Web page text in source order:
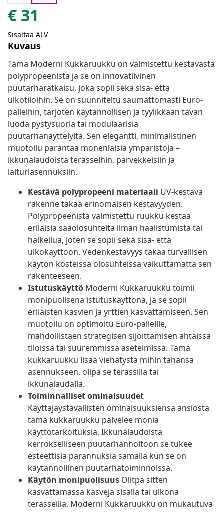
€ 31
Sisältää ALV
Kuvaus
Tämä Moderni Kukkaruukku on valmistettu kestävästä
polypropeenista ja se on innovatiivinen
puutarharatkaisu, joka sopii sekä sisä- että
ulkotiloihin. Se on suunniteltu saumattomasti Euro-
palleihin, tarjoten käytännöllisen ja tyylikkään tavan
luoda pystysuoria tai modulaarisia
puutarhanäyttelyitä. Sen elegantti, minimalistinen
muotoilu parantaa monenlaisia ympäristöjä –
ikkunalaudoista terasseihin, parvekkeisiin ja
laituriasennuksiin.
Kestävä polypropeeni materiaali UV-kestävä
rakenne takaa erinomaisen kestävyyden.
Polypropeenista valmistettu ruukku kestää
erilaisia sääolosuhteita ilman haalistumista tai
halkeilua, joten se sopii sekä sisä- että
ulkokäyttöön. Vedenkestävyys takaa turvallisen
käytön kosteissa olosuhteissa vaikuttamatta sen
rakenteeseen.
Istutuskäyttö Moderni Kukkaruukku toimii
monipuolisena istutuskäyttönä, ja se sopii
erilaisten kasvien ja yrttien kasvattamiseen. Sen
muotoilu on optimoitu Euro-palleille,
mahdollistaen strategisen sijoittamisen ahtaissa
tiloissa tai suuremmissa asetelmissa. Tämä
kukkaruukku lisää viehätystä mihin tahansa
asennukseen, olipa se terassilla tai
ikkunalaudalla.
Toiminnalliset ominaisuudet
Käyttäjäystävällisten ominaisuuksiensa ansiosta
tämä kukkaruukku palvelee monia
käyttötarkoituksia. Ikkunalaudoista
kerrokselliseen puutarhanhoitoon se tukee
esteettisiä parannuksia samalla kun se on
käytännöllinen puutarhatoiminnoissa.
Käytön monipuolisuus Olitpa sitten
kasvattamassa kasveja sisällä tai ulkona
terasseilla, Moderni Kukkaruukku on mukautuva